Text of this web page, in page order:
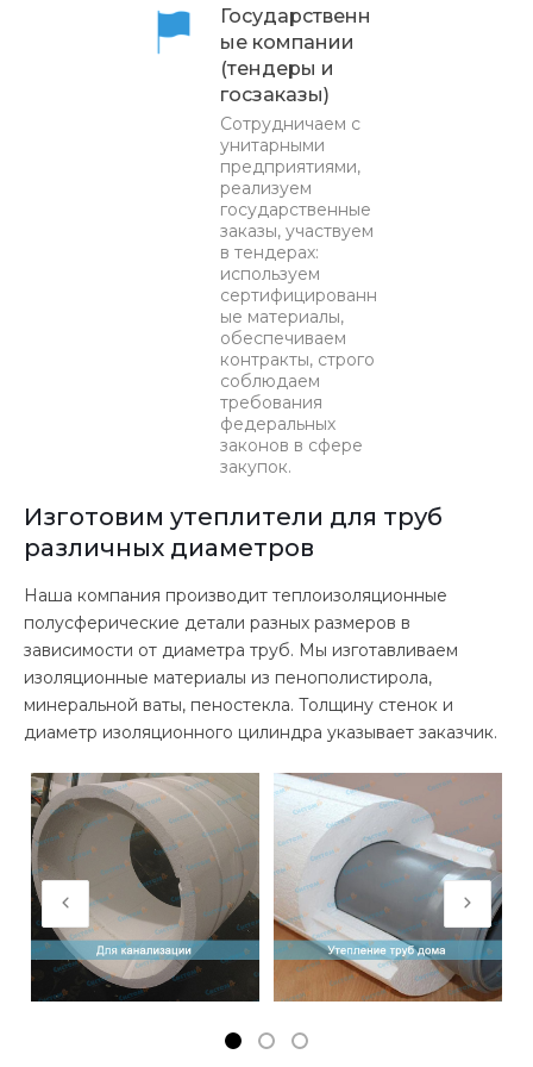
Государственн
ые компании
(тендеры и
госзаказы)
Сотрудничаем с
унитарными
предприятиями,
реализуем
государственные
заказы, участвуем
в тендерах:
используем
сертифицированн
ые материалы,
обеспечиваем
контракты, строго
соблюдаем
требования
федеральных
законов в сфере
закупок.
Изготовим утеплители для труб
различных диаметров
Наша компания производит теплоизоляционные
полусферические детали разных размеров в
зависимости от диаметра труб. Мы изготавливаем
изоляционные материалы из пенополистирола,
минеральной ваты, пеностекла. Толщину стенок и
диаметр изоляционного цилиндра указывает заказчик.